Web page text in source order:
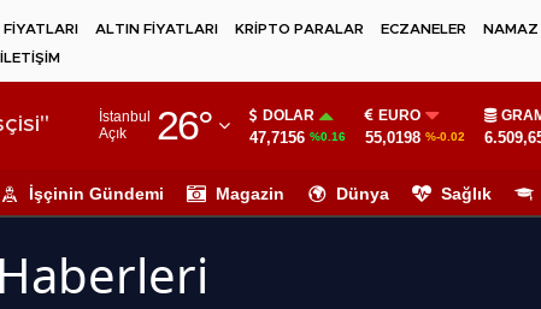
ALTIN FİYATLARI KRİPTO PARALAR ECZANELER
NAMAZ
İLETİŞİM
İstanbul
Açık
26°
Adıyaman
Ağrı
Amasya
DOLAR
47,7156 %0.16
EURO
55,0198 %-0.02
İşçinin Gündemi Magazin Dünya Sağlık